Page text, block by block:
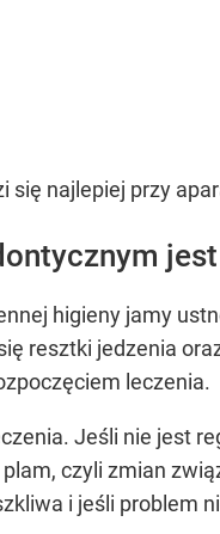
się najlepiej przy
higieny jamy
jedzenia
leczenia.
Jeśli nie jest
czyli zmian
i jeśli problem